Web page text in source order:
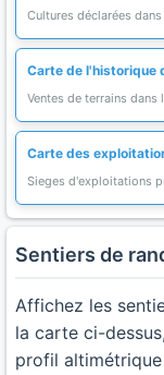
Cultures déclarées
Carte de l'historique
Ventes de terrains dans
Carte des
Sieges d'exploitations
Sentiers de
Affichez les
la carte ci-
profil